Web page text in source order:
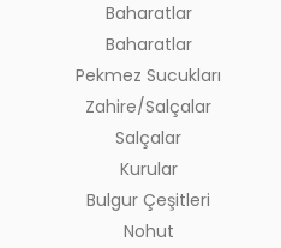
Baharatlar
Baharatlar
Pekmez Sucukları
Zahire/Salçalar
Salçalar
Kurular
Bulgur Çeşitleri
Nohut